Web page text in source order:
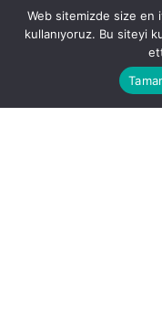
Telefon: +90(212)
Telefon: +90(212)
info@erisymm.com
Web sitemizde size en
kullanıyoruz. Bu siteyi